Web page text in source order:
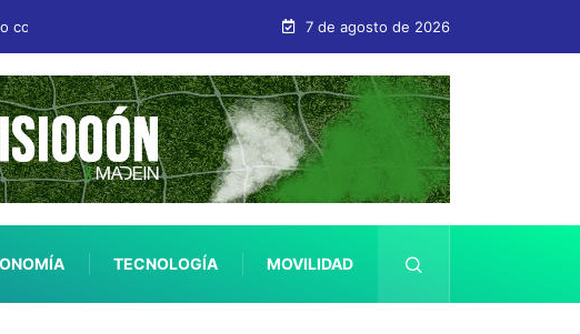
como destino turístico de calidad 7 de agosto de 2026
TECNOLOGÍA MOVILIDAD